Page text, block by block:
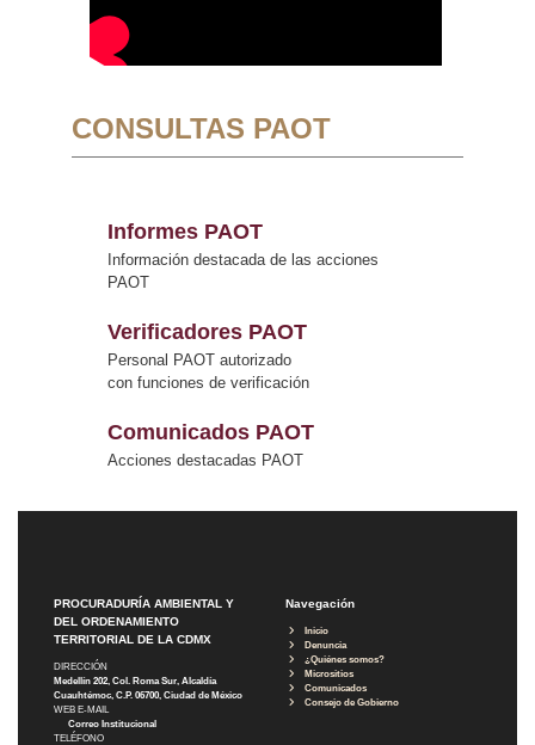
CONSULTAS PAOT
Informes PAOT
Información destacada de las acciones
PAOT
Verificadores PAOT
Personal PAOT autorizado
con funciones de verificación
Comunicados PAOT
Acciones destacadas PAOT
PROCURADURÍA AMBIENTAL Y
DEL ORDENAMIENTO
TERRITORIAL DE LA CDMX
DIRECCIÓN
Medellín 202, Col. Roma Sur, Alcaldía
Cuauhtémoc, C.P. 06700, Ciudad de México
WEB E-MAIL
Correo Institucional
TELÉFONO
Navegación
Inicio
Denuncia
¿Quiénes somos?
Micrositios
Comunicados
Consejo de Gobierno